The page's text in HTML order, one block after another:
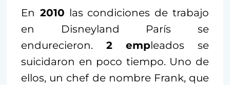
En 2010 las condiciones de trabajo
en Disneyland París se
endurecieron. 2 empleados se
suicidaron en poco tiempo. Uno de
ellos, un chef de nombre Frank, que